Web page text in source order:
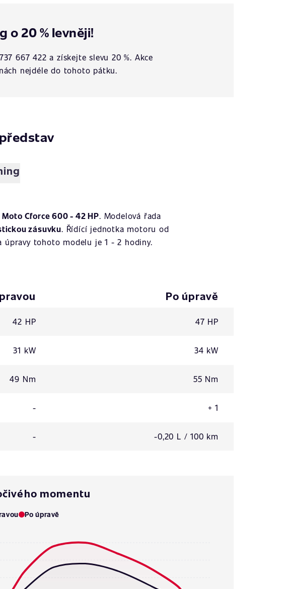
o 20 % levněji!
667 422 a získejte slevu 20 %. Akce
nejdéle do tohoto pátku.
Moto Cforce 600 - 42 HP. Modelová řada
zásuvku. Řídící jednotka motoru od
úpravy tohoto modelu je 1 - 2 hodiny.
Po úpravě
42 HP 47 HP
31 kW 34 kW
49 Nm 55 Nm
- + 1
- -0,20 L / 100 km
momentu
Po úpravě